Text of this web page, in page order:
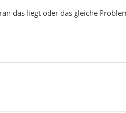
das liegt oder das gleiche